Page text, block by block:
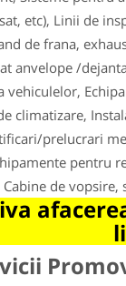
etc), Linii de
de frana,
anvelope /
vehiculelor,
climatizare,
prelucrari
pentru
de